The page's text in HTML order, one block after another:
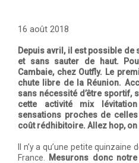
16 août 2018
Depuis avril, il est possible de
et sans sauter de haut.
Cambaie, chez Outfly. Le
chute libre de la Réunion.
sans nécessité d’être sportif,
cette activité mix
sensations proches de
coût rédhibitoire. Allez hop, on
Il n’y a qu’une petite
France.
Mesurons donc